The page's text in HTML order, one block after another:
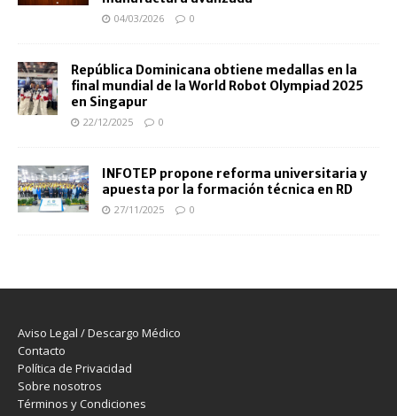
04/03/2026 0
República Dominicana obtiene medallas en la
final mundial de la World Robot Olympiad 2025
en Singapur
22/12/2025 0
INFOTEP propone reforma universitaria y
apuesta por la formación técnica en RD
27/11/2025 0
Aviso Legal / Descargo Médico
Contacto
Política de Privacidad
Sobre nosotros
Términos y Condiciones